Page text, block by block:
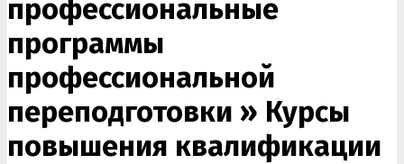
профессиональные
программы
профессиональной
переподготовки » Курсы
повышения квалификации